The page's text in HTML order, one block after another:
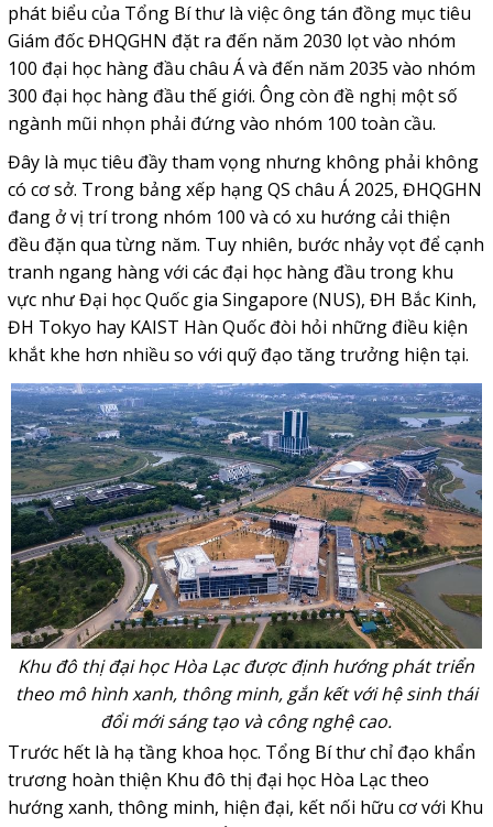
phát biểu của Tổng Bí thư là việc ông tán đồng mục tiêu
Giám đốc ĐHQGHN đặt ra đến năm 2030 lọt vào nhóm
100 đại học hàng đầu châu Á và đến năm 2035 vào nhóm
300 đại học hàng đầu thế giới. Ông còn đề nghị một số
ngành mũi nhọn phải đứng vào nhóm 100 toàn cầu.
Đây là mục tiêu đầy tham vọng nhưng không phải không
có cơ sở. Trong bảng xếp hạng QS châu Á 2025, ĐHQGHN
đang ở vị trí trong nhóm 100 và có xu hướng cải thiện
đều đặn qua từng năm. Tuy nhiên, bước nhảy vọt để cạnh
tranh ngang hàng với các đại học hàng đầu trong khu
vực như Đại học Quốc gia Singapore (NUS), ĐH Bắc Kinh,
ĐH Tokyo hay KAIST Hàn Quốc đòi hỏi những điều kiện
khắt khe hơn nhiều so với quỹ đạo tăng trưởng hiện tại.
Khu đô thị đại học Hòa Lạc được định hướng phát triển
theo mô hình xanh, thông minh, gắn kết với hệ sinh thái
đổi mới sáng tạo và công nghệ cao.
Trước hết là hạ tầng khoa học. Tổng Bí thư chỉ đạo khẩn
trương hoàn thiện Khu đô thị đại học Hòa Lạc theo
hướng xanh, thông minh, hiện đại, kết nối hữu cơ với Khu